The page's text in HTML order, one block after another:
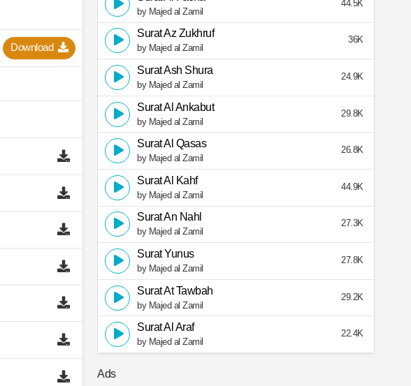
Download
by Majed al Zamil
44.5K
Surat Az Zukhruf
by Majed al Zamil
36K
Surat Ash Shura
by Majed al Zamil
24.9K
Surat Al Ankabut
by Majed al Zamil
29.8K
Surat Al Qasas
by Majed al Zamil
26.8K
Surat Al Kahf
by Majed al Zamil
44.9K
Surat An Nahl
by Majed al Zamil
27.3K
Surat Yunus
by Majed al Zamil
27.8K
Surat At Tawbah
by Majed al Zamil
29.2K
Surat Al Araf
by Majed al Zamil
22.4K
Ads